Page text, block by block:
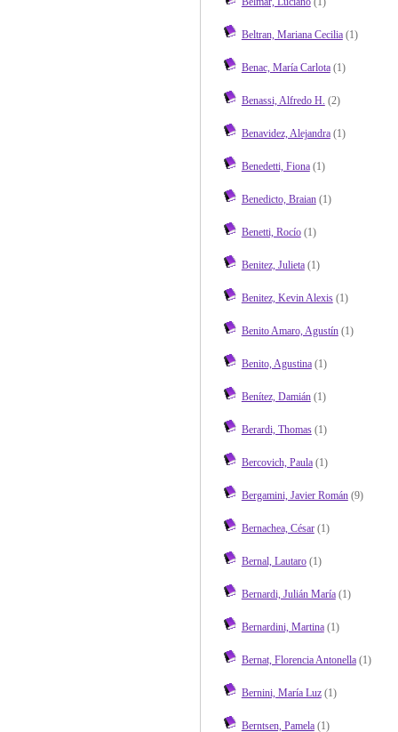
Beltran, Mariana Cecilia(1)
Benac, María Carlota(1)
Benassi, Alfredo H. (2)
Benavidez, Alejandra(1)
Benedetti, Fiona(1)
Benedicto, Braian(1)
Benetti, Rocío(1)
Benitez, Julieta(1)
Benitez, Kevin Alexis(1)
Benito Amaro, Agustín(1)
Benito, Agustina(1)
Benítez, Damián(1)
Berardi, Thomas(1)
Bercovich, Paula(1)
Bergamini, Javier Román(9)
Bernachea, César(1)
Bernal, Lautaro(1)
Bernardi, Julián María(1)
Bernardini, Martina(1)
Bernat, Florencia Antonella(1)
Bernini, María Luz(1)
Berntsen, Pamela(1)